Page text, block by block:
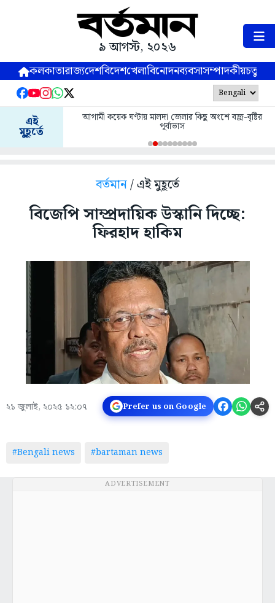
৯ আগস্ট, ২০২৬
কলকাতারাজ্যদেশবিদেশখেলাবিনোদনব্যবসাসম্পাদকীয়
এই
মুহূর্তে
আগামী কয়েক ঘণ্টায় মালদা জেলার কিছু অংশে বজ্র-বৃষ্টির
পূর্বাভাস
বর্তমান/ এই মুহূর্তে
বিজেপি সাম্প্রদায়িক উস্কানি দিচ্ছে:
ফিরহাদ হাকিম
২১ জুলাই, ২০২৫ ১২:০৭ Prefer us on Google
#Bengali news #bartaman news
ADVERTISEMENT